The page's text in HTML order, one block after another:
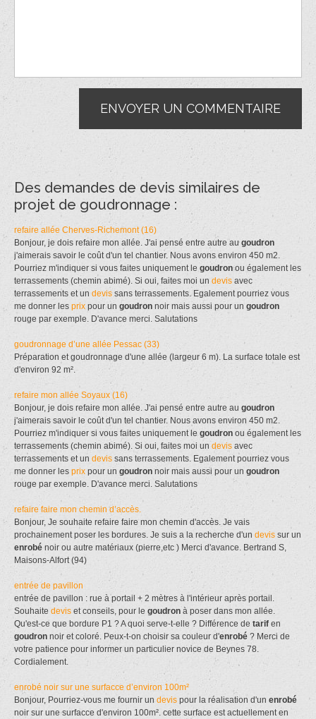
Des demandes de devis similaires de
projet de goudronnage :
refaire allée Cherves-Richemont (16)
Bonjour, je dois refaire mon allée. J'ai pensé entre autre augoudron
j'aimerais savoir le coût d'un tel chantier. Nous avons environ 450 m2.
Pourriez m'indiquer si vous faites uniquement le goudronou également les
terrassements (chemin abimé). Si oui, faites moi un devis avec
terrassements et un devis sans terrassements. Egalement pourriez vous
me donner les prix pour un goudron noir mais aussi pour un goudron
rouge par exemple. D'avance merci. Salutations
goudronnage d’une allée Pessac (33)
Préparation et goudronnage d'une allée (largeur 6 m). La surface totale est
d'environ 92 m².
refaire mon allée Soyaux (16)
Bonjour, je dois refaire mon allée. J'ai pensé entre autre au goudron
j'aimerais savoir le coût d'un tel chantier. Nous avons environ 450 m2.
Pourriez m'indiquer si vous faites uniquement le goudron ou également les
terrassements (chemin abimé). Si oui, faites moi un devis avec
terrassements et un devis sans terrassements. Egalement pourriez vous
me donner les prix pour un goudron noir mais aussi pour un goudron
rouge par exemple. D'avance merci. Salutations
refaire faire mon chemin d’accès.
Bonjour, Je souhaite refaire faire mon chemin d'accès. Je vais
prochainement poser les bordures. Je suis a la recherche d'un devis sur un
enrobé noir ou autre matériaux (pierre,etc ) Merci d'avance. Bertrand S,
Maisons-Alfort (94)
entrée de pavillon
entrée de pavillon : rue à portail + 2 mètres à l'intérieur après portail.
Souhaite devis et conseils, pour le goudron à poser dans mon allée.
Qu'est-ce que bordure P1 ? A quoi serve-t-elle ? Différence de tarif en
goudron noir et coloré. Peux-t-on choisir sa couleur d'enrobé ? Merci de
votre patience pour informer un particulier novice de Beynes 78.
Cordialement.
enrobé noir sur une surfacce d’environ 100m²
Bonjour, Pourriez-vous me fournir un devis pour la réalisation d'un enrobé
noir sur une surfacce d'environ 100m². cette surface est actuellement en